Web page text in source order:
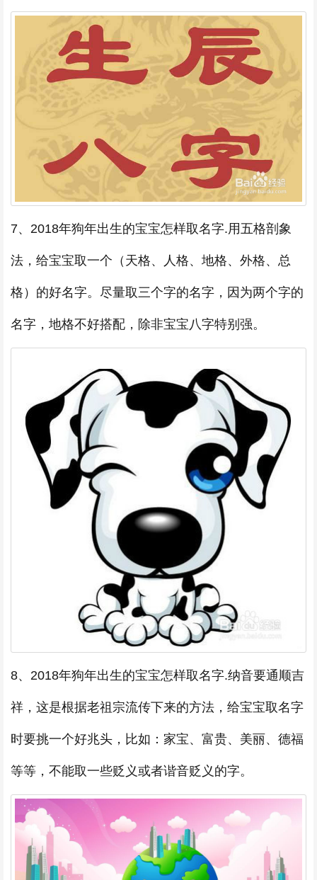
7、2018年狗年出生的宝宝怎样取名字.用五格剖象
法，给宝宝取一个（天格、人格、地格、外格、总
格）的好名字。尽量取三个字的名字，因为两个字的
名字，地格不好搭配，除非宝宝八字特别强。
8、2018年狗年出生的宝宝怎样取名字.纳音要通顺吉
祥，这是根据老祖宗流传下来的方法，给宝宝取名字
时要挑一个好兆头，比如：家宝、富贵、美丽、德福
等等，不能取一些贬义或者谐音贬义的字。